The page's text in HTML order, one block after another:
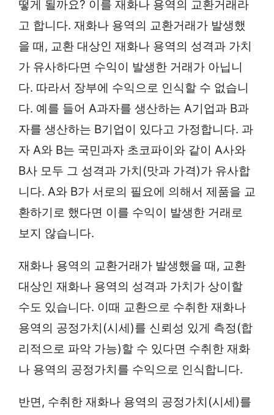
떻게 될까요? 이를 재화나 용역의 교환거래라
고 합니다. 재화나 용역의 교환거래가 발생했
을 때, 교환 대상인 재화나 용역의 성격과 가치
가 유사하다면 수익이 발생한 거래가 아닙니
다. 따라서 장부에 수익으로 인식할 수 없습니
다. 예를 들어 A과자를 생산하는 A기업과 B과
자를 생산하는 B기업이 있다고 가정합니다. 과
자 A와 B는 국민과자 초코파이와 같이 A사와
B사 모두 그 성격과 가치(맛과 가격)가 유사합
니다. A와 B가 서로의 필요에 의해서 제품을 교
환하기로 했다면 이를 수익이 발생한 거래로
보지 않습니다.
재화나 용역의 교환거래가 발생했을 때, 교환
대상인 재화나 용역의 성격과 가치가 상이할
수도 있습니다. 이때 교환으로 수취한 재화나
용역의 공정가치(시세)를 신뢰성 있게 측정(합
리적으로 파악 가능)할 수 있다면 수취한 재화
나 용역의 공정가치를 수익으로 인식합니다.
반면, 수취한 재화나 용역의 공정가치(시세)를